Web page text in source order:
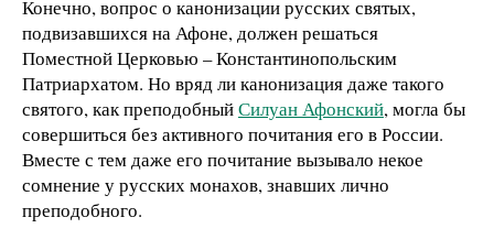
Конечно, вопрос о канонизации русских святых,
подвизавшихся на Афоне, должен решаться
Поместной Церковью – Константинопольским
Патриархатом. Но вряд ли канонизация даже такого
святого, как преподобныйСилуан Афонский, могла бы
совершиться без активного почитания его в России.
Вместе с тем даже его почитание вызывало некое
сомнение у русских монахов, знавших лично
преподобного.